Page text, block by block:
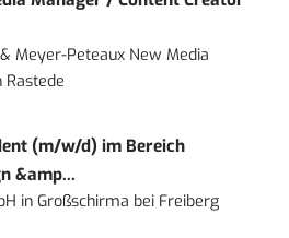
Meyer-Peteaux New Media
Rastede
(m/w/d) im Bereich
&amp...
inGroßschirma bei Freiberg